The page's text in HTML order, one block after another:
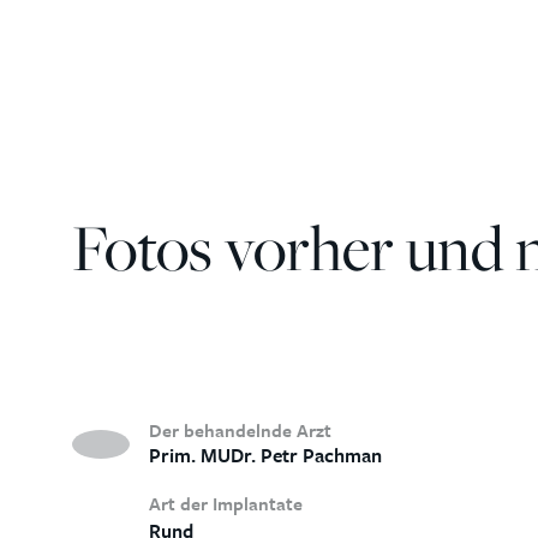
Fotos vorher und
Der behandelnde Arzt
Prim. MUDr. Petr Pachman
Art der Implantate
Rund